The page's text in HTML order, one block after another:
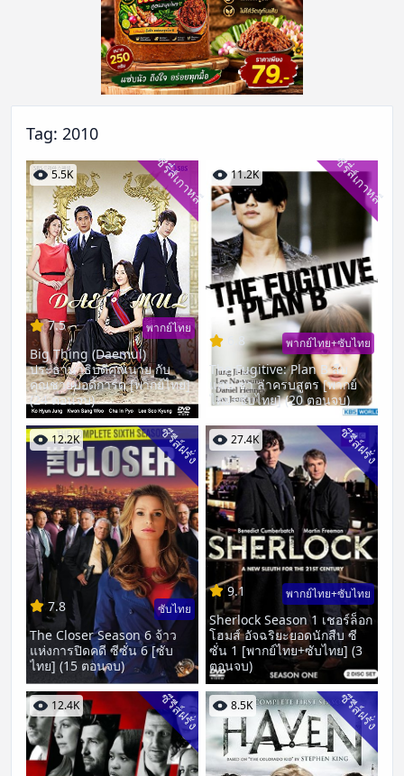
Tag: 2010
5.5K ซีรี่ส์เกาหลี
7.5 พากย์ไทย
Big Thing (Daemul)
ประธานาธิบดีคุณนาย กับ
คุณชายบอดี้การ์ด [พากย์ไทย]
(24 ตอนจบ)
11.2K ซีรี่ส์เกาหลี
6.8 พากย์ไทย+ซับไทย
The Fugitive: Plan B สืบ
แสบ ซ่า ล่าครบสูตร [พากย์
ไทย+ซับไทย] (20 ตอนจบ)
12.2K ซีรีส์ฝรั่ง
7.8 ซับไทย
The Closer Season 6 จ้าว
แห่งการปิดคดี ซีซั่น 6 [ซับ
ไทย] (15 ตอนจบ)
27.4K ซีรีส์ฝรั่ง
9.1 พากย์ไทย+ซับไทย
Sherlock Season 1 เชอร์ล็อก
โฮมส์ อัจฉริยะยอดนักสืบ ซี
ซั่น 1 [พากย์ไทย+ซับไทย] (3
ตอนจบ)
12.4K ซีรีส์ฝรั่ง 8.5K ซีรีส์ฝรั่ง